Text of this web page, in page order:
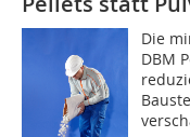
Die
DBM